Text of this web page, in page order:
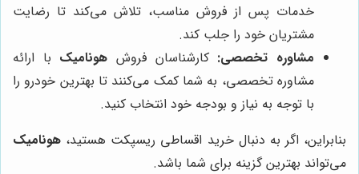
خدمات پس از فروش مناسب، تلاش می‌کند تا رضایت
مشتریان خود را جلب کند.
مشاوره تخصصی: کارشناسان فروش هونامیک با ارائه
مشاوره تخصصی، به شما کمک می‌کنند تا بهترین خودرو را
با توجه به نیاز و بودجه خود انتخاب کنید.
بنابراین، اگر به دنبال خرید اقساطی ریسپکت هستید، هونامیک
می‌تواند بهترین گزینه برای شما باشد.